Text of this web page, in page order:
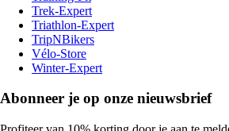
Trek-Expert
Triathlon-Expert
TripNBikers
Vélo-Store
Winter-Expert
Abonneer je op onze nieuwsbrief